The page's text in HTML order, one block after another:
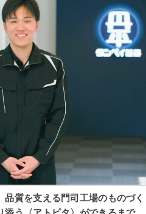
品質を支える門司工場のものづく